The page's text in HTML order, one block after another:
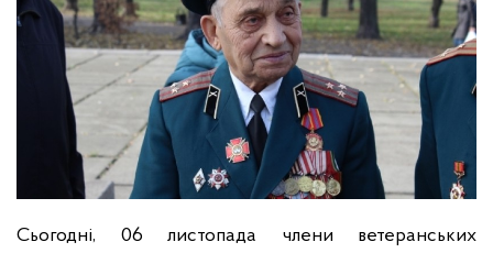
Сьогодні, 06 листопада члени ветеранських